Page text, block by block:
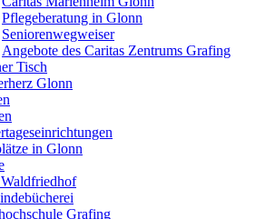
Pflegeberatung in Glonn
Seniorenwegweiser
Angebote des Caritas Zentrums Grafing
Tisch
Glonn
in Glonn
Grafing